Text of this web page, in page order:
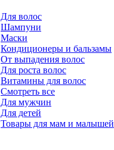
Для волос
Шампуни
Маски
Кондиционеры и бальзамы
От выпадения волос
Для роста волос
Витамины для волос
Смотреть все
Для мужчин
Для детей
Товары для мам и малышей